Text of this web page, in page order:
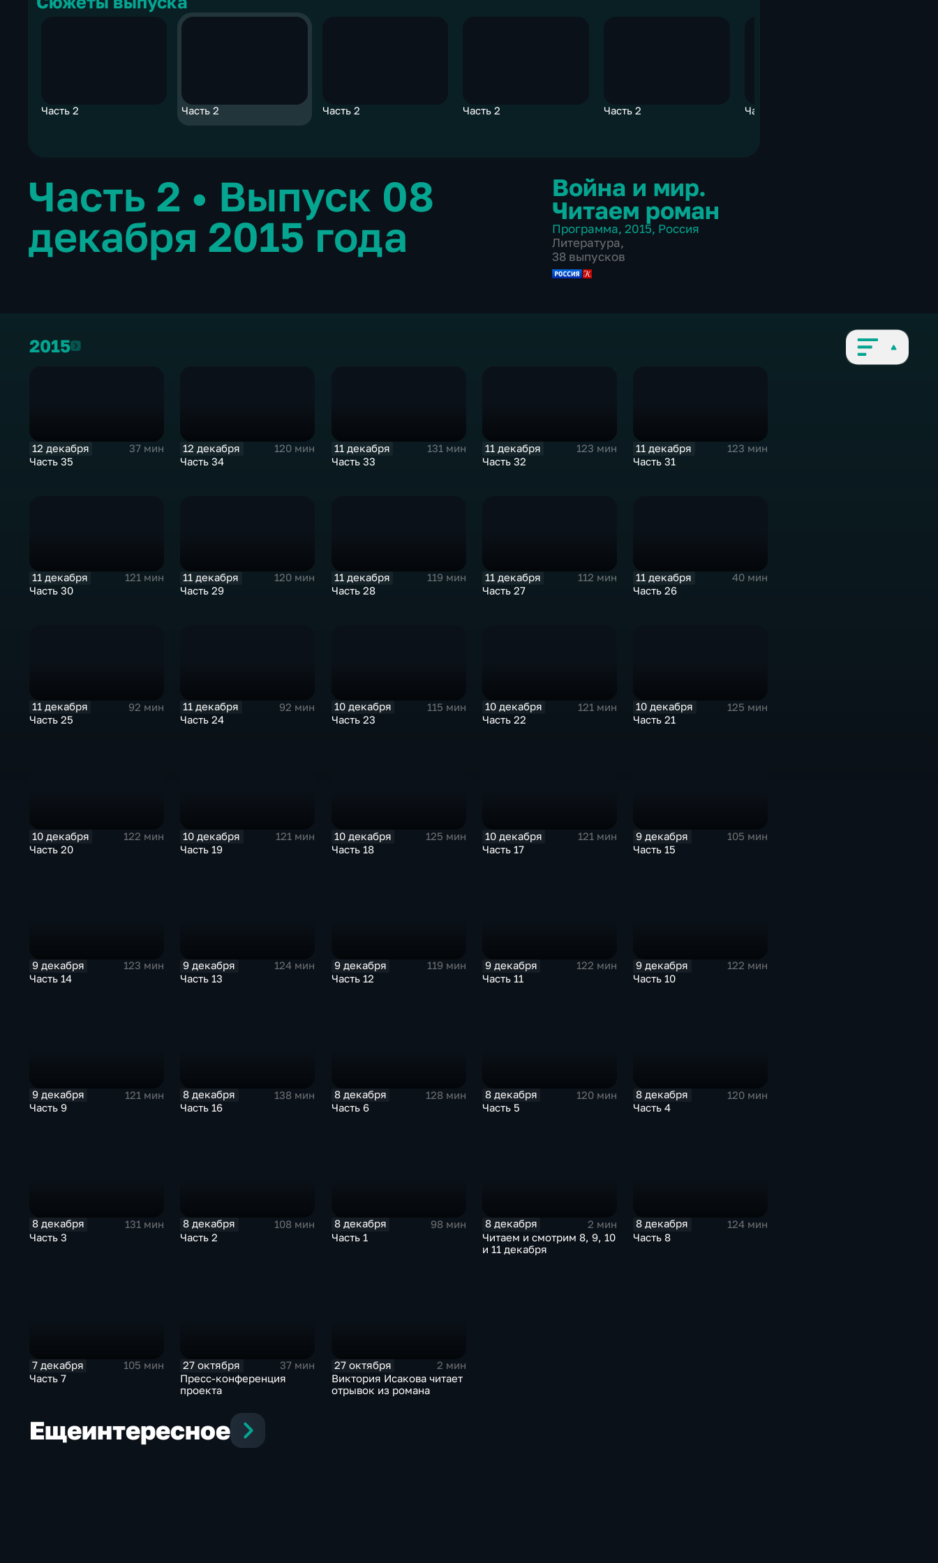
Часть 2 Часть 2 Часть 2 Часть 2 Часть 2 Часть 2
Часть 2 • Выпуск 08
декабря 2015 года
Война и мир.
Читаем роман
Программа, 2015, Россия
Литература,
38 выпусков
20152015
12 декабря
37 мин
Часть 35
12 декабря
120 мин
Часть 34
11 декабря
131 мин
Часть 33
11 декабря
123 мин
Часть 32
11 декабря
123 мин
Часть 31
11 декабря
121 мин
Часть 30
11 декабря
120 мин
Часть 29
11 декабря
119 мин
Часть 28
11 декабря
112 мин
Часть 27
11 декабря
40 мин
Часть 26
11 декабря
92 мин
Часть 25
11 декабря
92 мин
Часть 24
10 декабря
115 мин
Часть 23
10 декабря
121 мин
Часть 22
10 декабря
125 мин
Часть 21
10 декабря
122 мин
Часть 20
10 декабря
121 мин
Часть 19
10 декабря
125 мин
Часть 18
10 декабря
121 мин
Часть 17
9 декабря
105 мин
Часть 15
9 декабря
123 мин
Часть 14
9 декабря
124 мин
Часть 13
9 декабря
119 мин
Часть 12
9 декабря
122 мин
Часть 11
9 декабря
122 мин
Часть 10
9 декабря
121 мин
Часть 9
8 декабря
138 мин
Часть 16
8 декабря
128 мин
Часть 6
8 декабря
120 мин
Часть 5
8 декабря
120 мин
Часть 4
8 декабря
131 мин
Часть 3
8 декабря
108 мин
Часть 2
8 декабря
98 мин
Часть 1
8 декабря
2 мин
Читаем и смотрим 8, 9, 10
и 11 декабря
8 декабря
124 мин
Часть 8
7 декабря
105 мин
Часть 7
27 октября
37 мин
Пресс-конференция
проекта
27 октября
2 мин
Виктория Исакова читает
отрывок из романа
Ещеинтересное